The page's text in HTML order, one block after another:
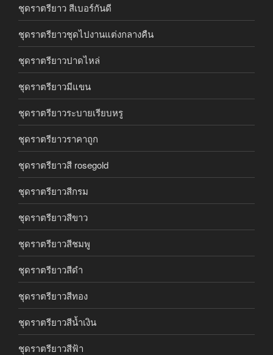
ชุดราตรียาว สีเบอร์กันดี
ชุดราตรียาวชุดไปงานแต่งกลางคืน
ชุดราตรียาวปาดไหล่
ชุดราตรียาวมีแขน
ชุดราตรียาวระบายเรียบหรู
ชุดราตรียาวราคาถูก
ชุดราตรียาวสี rosegold
ชุดราตรียาวสีกรม
ชุดราตรียาวสีขาว
ชุดราตรียาวสีชมพู
ชุดราตรียาวสีดำ
ชุดราตรียาวสีทอง
ชุดราตรียาวสีน้ำเงิน
ชุดราตรียาวสีฟ้า